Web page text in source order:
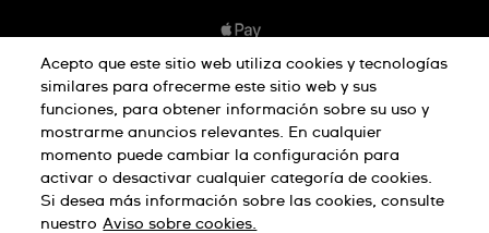
Sistema de información
Desistimiento del contrato
Aviso de privacidad Aviso sobre cookies
Términos de uso
Acepto que este sitio web utiliza cookies y tecnologías
similares para ofrecerme este sitio web y sus
funciones, para obtener información sobre su uso y
mostrarme anuncios relevantes. En cualquier
momento puede cambiar la configuración para
activar o desactivar cualquier categoría de cookies.
Si desea más información sobre las cookies, consulte
nuestro Aviso sobre cookies.